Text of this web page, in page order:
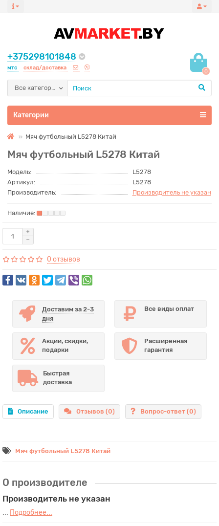
+375298101848
мтс склад/доставка
0
Все категории
Категории
Мяч футбольный L5278 Китай
Мяч футбольный L5278 Китай
Модель:
L5278
Артикул:
L5278
Производитель:
Производитель не указан
0 отзывов
Доставим за 2-3
дня
Все виды оплат
Акции, скидки,
подарки
Расширенная
гарантия
Быстрая
доставка
Описание Отзывов (0) Вопрос-ответ (0)
Мяч футбольный L5278 Китай
О производителе
Производитель не указан
... Подробнее...